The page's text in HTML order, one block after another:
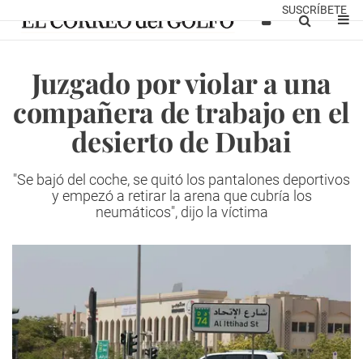
SUSCRÍBETE
Juzgado por violar a una
compañera de trabajo en el
desierto de Dubai
"Se bajó del coche, se quitó los pantalones deportivos
y empezó a retirar la arena que cubría los
neumáticos", dijo la víctima